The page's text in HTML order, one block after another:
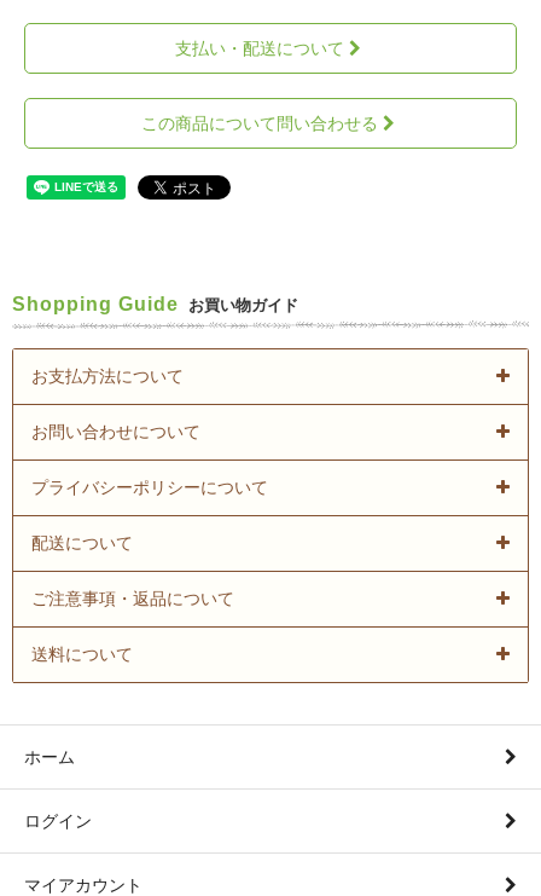
支払い・配送について
この商品について問い合わせる
Shopping Guide お買い物ガイド
お支払方法について
お問い合わせについて
プライバシーポリシーについて
配送について
ご注意事項・返品について
送料について
ホーム
ログイン
マイアカウント